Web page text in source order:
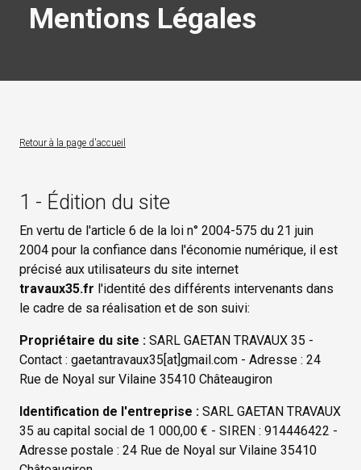
Mentions Légales
Retour à la page d'accueil
1 - Édition du site
En vertu de l'article 6 de la loi n° 2004-575 du 21 juin
2004 pour la confiance dans l'économie numérique, il est
précisé aux utilisateurs du site internet
travaux35.fr l'identité des différents intervenants dans
le cadre de sa réalisation et de son suivi:
Propriétaire du site : SARL GAETAN TRAVAUX 35 -
Contact : gaetantravaux35[at]gmail.com - Adresse : 24
Rue de Noyal sur Vilaine 35410 Châteaugiron
Identification de l'entreprise : SARL GAETAN TRAVAUX
35 au capital social de 1 000,00 € - SIREN : 914446422 -
Adresse postale : 24 Rue de Noyal sur Vilaine 35410